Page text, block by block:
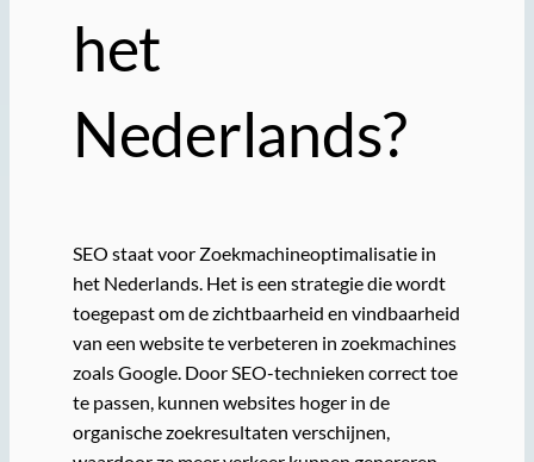
het
Nederlands?
SEO staat voor Zoekmachineoptimalisatie in
het Nederlands. Het is een strategie die wordt
toegepast om de zichtbaarheid en vindbaarheid
van een website te verbeteren in zoekmachines
zoals Google. Door SEO-technieken correct toe
te passen, kunnen websites hoger in de
organische zoekresultaten verschijnen,